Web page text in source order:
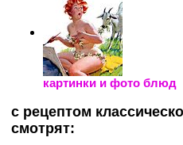
картинки и фото блюд
с рецептом
смотрят: